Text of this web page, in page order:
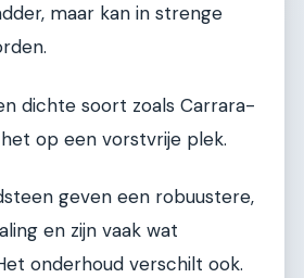
maar kan in strenge
dichte soort zoals Carrara-
op een vorstvrije plek.
geven een robuustere,
en zijn vaak wat
onderhoud verschilt ook.